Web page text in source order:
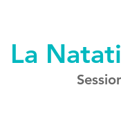
La